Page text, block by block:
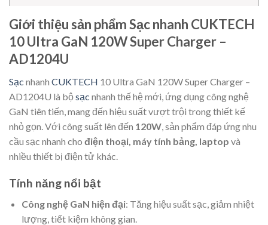
Giới thiệu sản phẩm Sạc nhanh CUKTECH
10 Ultra GaN 120W Super Charger –
AD1204U
Sạc nhanh CUKTECH 10 Ultra GaN 120W Super Charger –
AD1204U là bộsạc nhanh thế hệ mới, ứng dụng công nghệ
GaN tiên tiến, mang đến hiệu suất vượt trội trong thiết kế
nhỏ gọn. Với công suất lên đến 120W, sản phẩm đáp ứng nhu
cầu sạc nhanh cho điện thoại, máy tính bảng, laptop và
nhiều thiết bị điện tử khác.
Tính năng nổi bật
Công nghệ GaN hiện đại: Tăng hiệu suất sạc, giảm nhiệt
lượng, tiết kiệm không gian.